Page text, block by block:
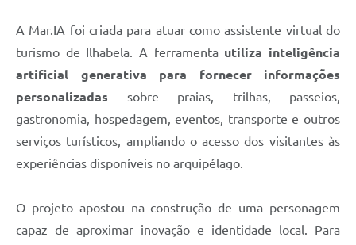
A Mar.IA foi criada para atuar como assistente virtual do
turismo de Ilhabela. A ferramenta utiliza inteligência
artificial generativa para fornecer informações
personalizadas sobre praias, trilhas, passeios,
gastronomia, hospedagem, eventos, transporte e outros
serviços turísticos, ampliando o acesso dos visitantes às
experiências disponíveis no arquipélago.
O projeto apostou na construção de uma personagem
capaz de aproximar inovação e identidade local. Para